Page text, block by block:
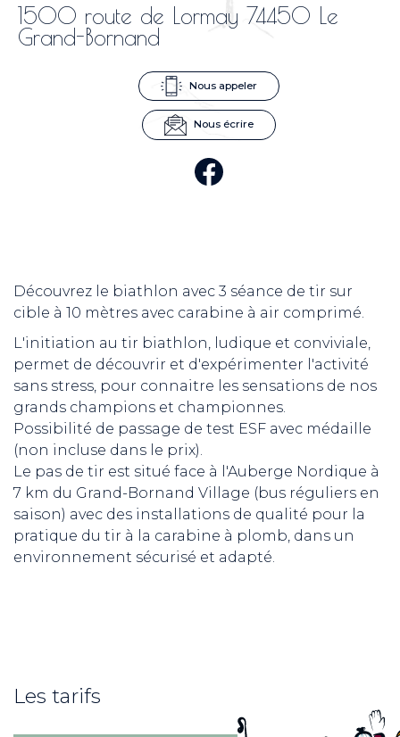
1500 route de Lormay 74450 Le
Grand-Bornand
Nous appeler
Nous écrire
Découvrez le biathlon avec 3 séance de tir sur
cible à 10 mètres avec carabine à air comprimé.
L'initiation au tir biathlon, ludique et conviviale,
permet de découvrir et d'expérimenter l'activité
sans stress, pour connaitre les sensations de nos
grands champions et championnes.
Possibilité de passage de test ESF avec médaille
(non incluse dans le prix).
Le pas de tir est situé face à l'Auberge Nordique à
7 km du Grand-Bornand Village (bus réguliers en
saison) avec des installations de qualité pour la
pratique du tir à la carabine à plomb, dans un
environnement sécurisé et adapté.
Les tarifs